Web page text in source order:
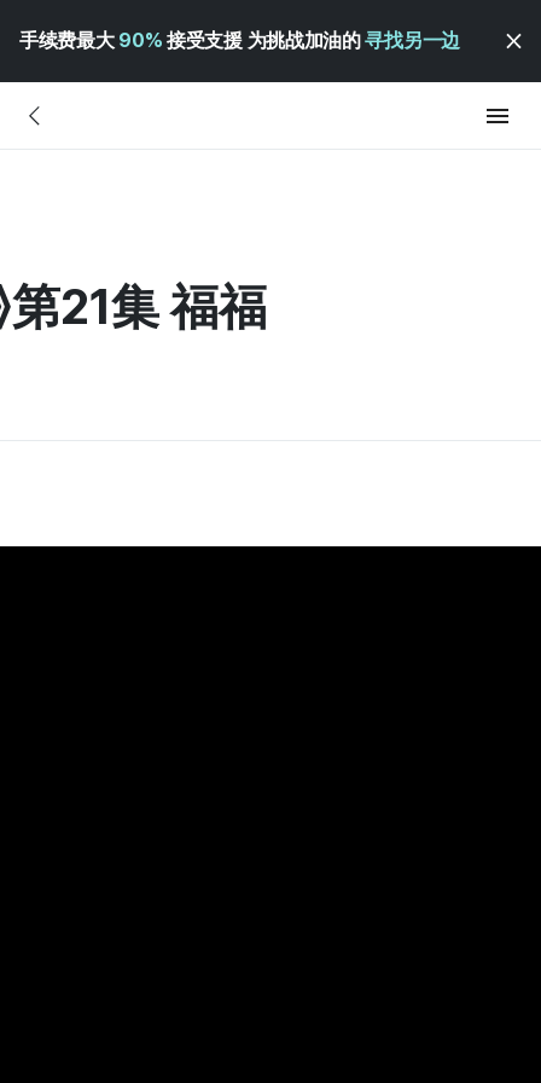
手续费最大 90% 接受支援 为挑战加油的寻找另一边
第21集 福福